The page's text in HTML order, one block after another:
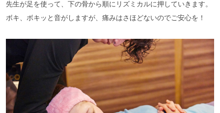
先生が足を使って、下の骨から順にリズミカルに押していきます。
ボキ、ボキッと音がしますが、痛みはさほどないのでご安心を！